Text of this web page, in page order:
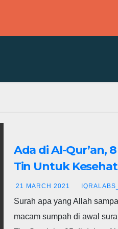
Ada di Al-Qur’an,
Tin Untuk
21 MARCH 2021
Surah apa yang Allah
macam sumpah di awal